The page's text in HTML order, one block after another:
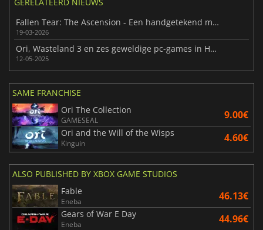
Fallen Tear: The Ascension - Een handgetekend meesterwerk over metroidvania
19-03-2026
Ori, Wasteland 3 en zes geweldige pc-games in Humble Xbox Games Studio Bundle
12-05-2025
SAME FRANCHISE
Ori The Collection
GAMESEAL 9.00€
Ori and the Will of the Wisps
Kinguin 4.60€
ALSO PUBLISHED BY XBOX GAME STUDIOS
Fable
Eneba 46.13€
Gears of War E Day
Eneba 44.96€